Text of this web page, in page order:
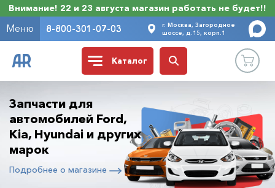
Внимание! 22 и 23 августа магазин работать не будет!!
Меню 8-800-301-07-03
г. Москва, Загородное
шоссе, д.15, корп.1
Каталог
Запчасти для
автомобилей Ford,
Kia, Hyundai и других
марок
Подробнее о магазине